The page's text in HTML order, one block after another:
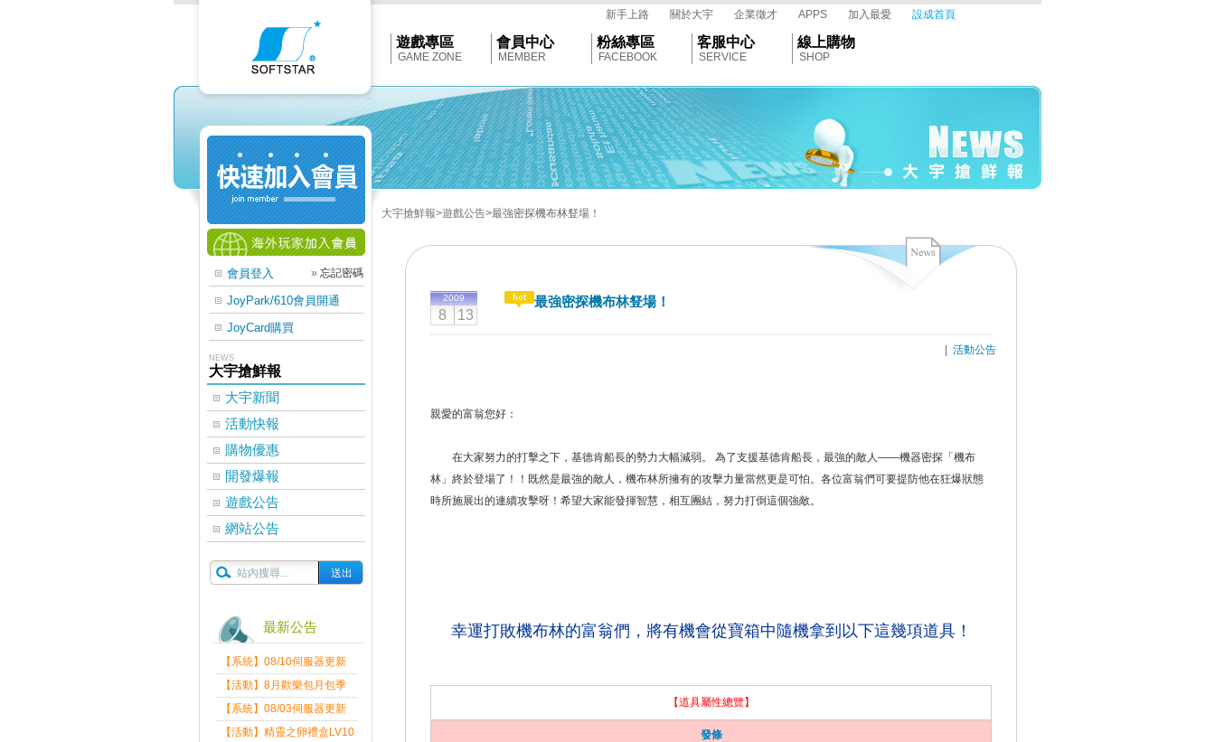
Softstar
新手上路 關於大宇 企業徵才 APPS 加入最愛 設成首頁
遊戲專區
GAME ZONE
會員中心
MEMBER
粉絲專區
FACEBOOK
客服中心
SERVICE
線上購物
SHOP
會員登入 » 忘記密碼
JoyPark/610會員開通
JoyCard購買
NEWS
大宇搶鮮報
大宇新聞
活動快報
購物優惠
開發爆報
遊戲公告
網站公告
最新公告
【系統】08/10伺服器更新
維護公告
【活動】8月歡樂包月包季
送
【系統】08/03伺服器更新
維護公告
【活動】精靈之卵禮盒LV10
大宇搶鮮報>遊戲公告>最強密探機布林豋場！
2009
8 13
最強密探機布林豋場！
活動公告
親愛的富翁您好：
在大家努力的打擊之下，基德肯船長的勢力大幅減弱。 為了支援基德肯船長，最強的敵人——機器密探「機布
林」終於登場了！！既然是最強的敵人，機布林所擁有的攻擊力量當然更是可怕。各位富翁們可要提防他在狂爆狀態
時所施展出的連續攻擊呀！希望大家能發揮智慧，相互團結，努力打倒這個強敵。
幸運打敗機布林的富翁們，將有機會從寶箱中隨機拿到以下這幾項道具！
【道具屬性總覽】
發條